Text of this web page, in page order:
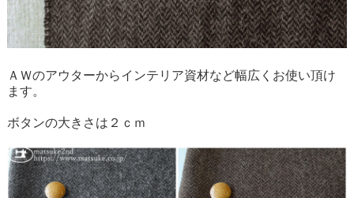
ＡＷのアウターからインテリア資材など幅広くお使い頂け
ます。
ボタンの大きさは２ｃｍ